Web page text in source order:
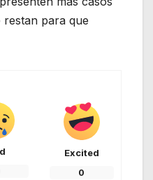
restan para que
Excited
0